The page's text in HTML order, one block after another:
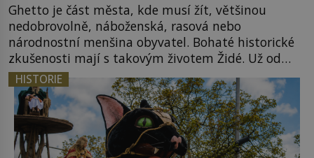
Ghetto je část města, kde musí žít, většinou
nedobrovolně, náboženská, rasová nebo
národnostní menšina obyvatel. Bohaté historické
zkušenosti mají s takovým životem Židé. Už od
středověku jsou totiž v každou chvíli nuceni v
nějakém žít. Mezi ty nejslavnější patří i římské
ghetto založené v roce 1555. Pokud jde o vztah
k Židům, nemá se Řím čím chlubit. […]
HISTORIE